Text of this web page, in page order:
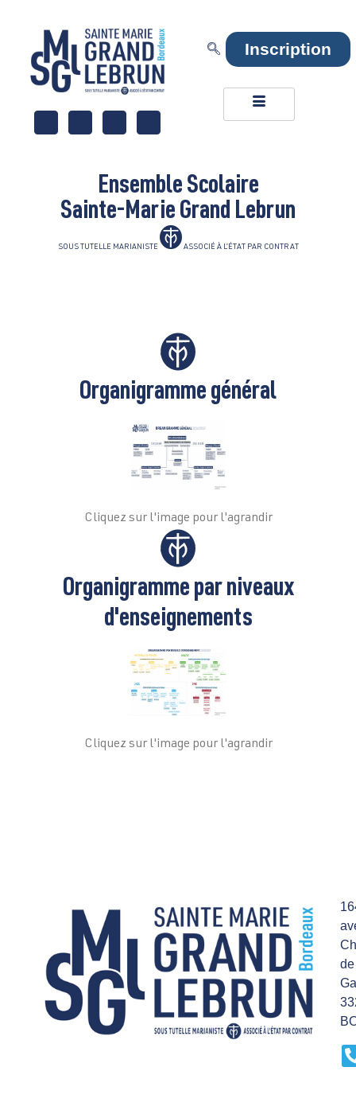
Inscription
Ensemble Scolaire
Sainte-Marie Grand Lebrun
SOUS TUTELLE MARIANISTE ASSOCIÉ À L’ÉTAT PAR CONTRAT
Organigramme général
Cliquez sur l'image pour l'agrandir
Organigramme par niveaux
d'enseignements
Cliquez sur l'image pour l'agrandir
de